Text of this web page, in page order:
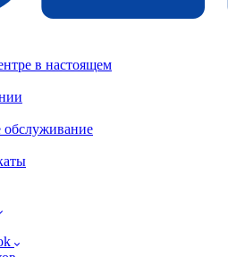
в настоящем
обслуживание